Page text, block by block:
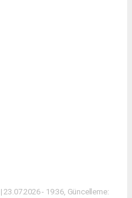
23.07.2026 - 19:36, Güncelleme: